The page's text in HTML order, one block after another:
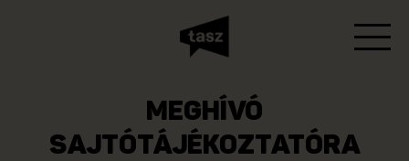
MEGHÍVÓ
SAJTÓTÁJÉKOZTATÓRA